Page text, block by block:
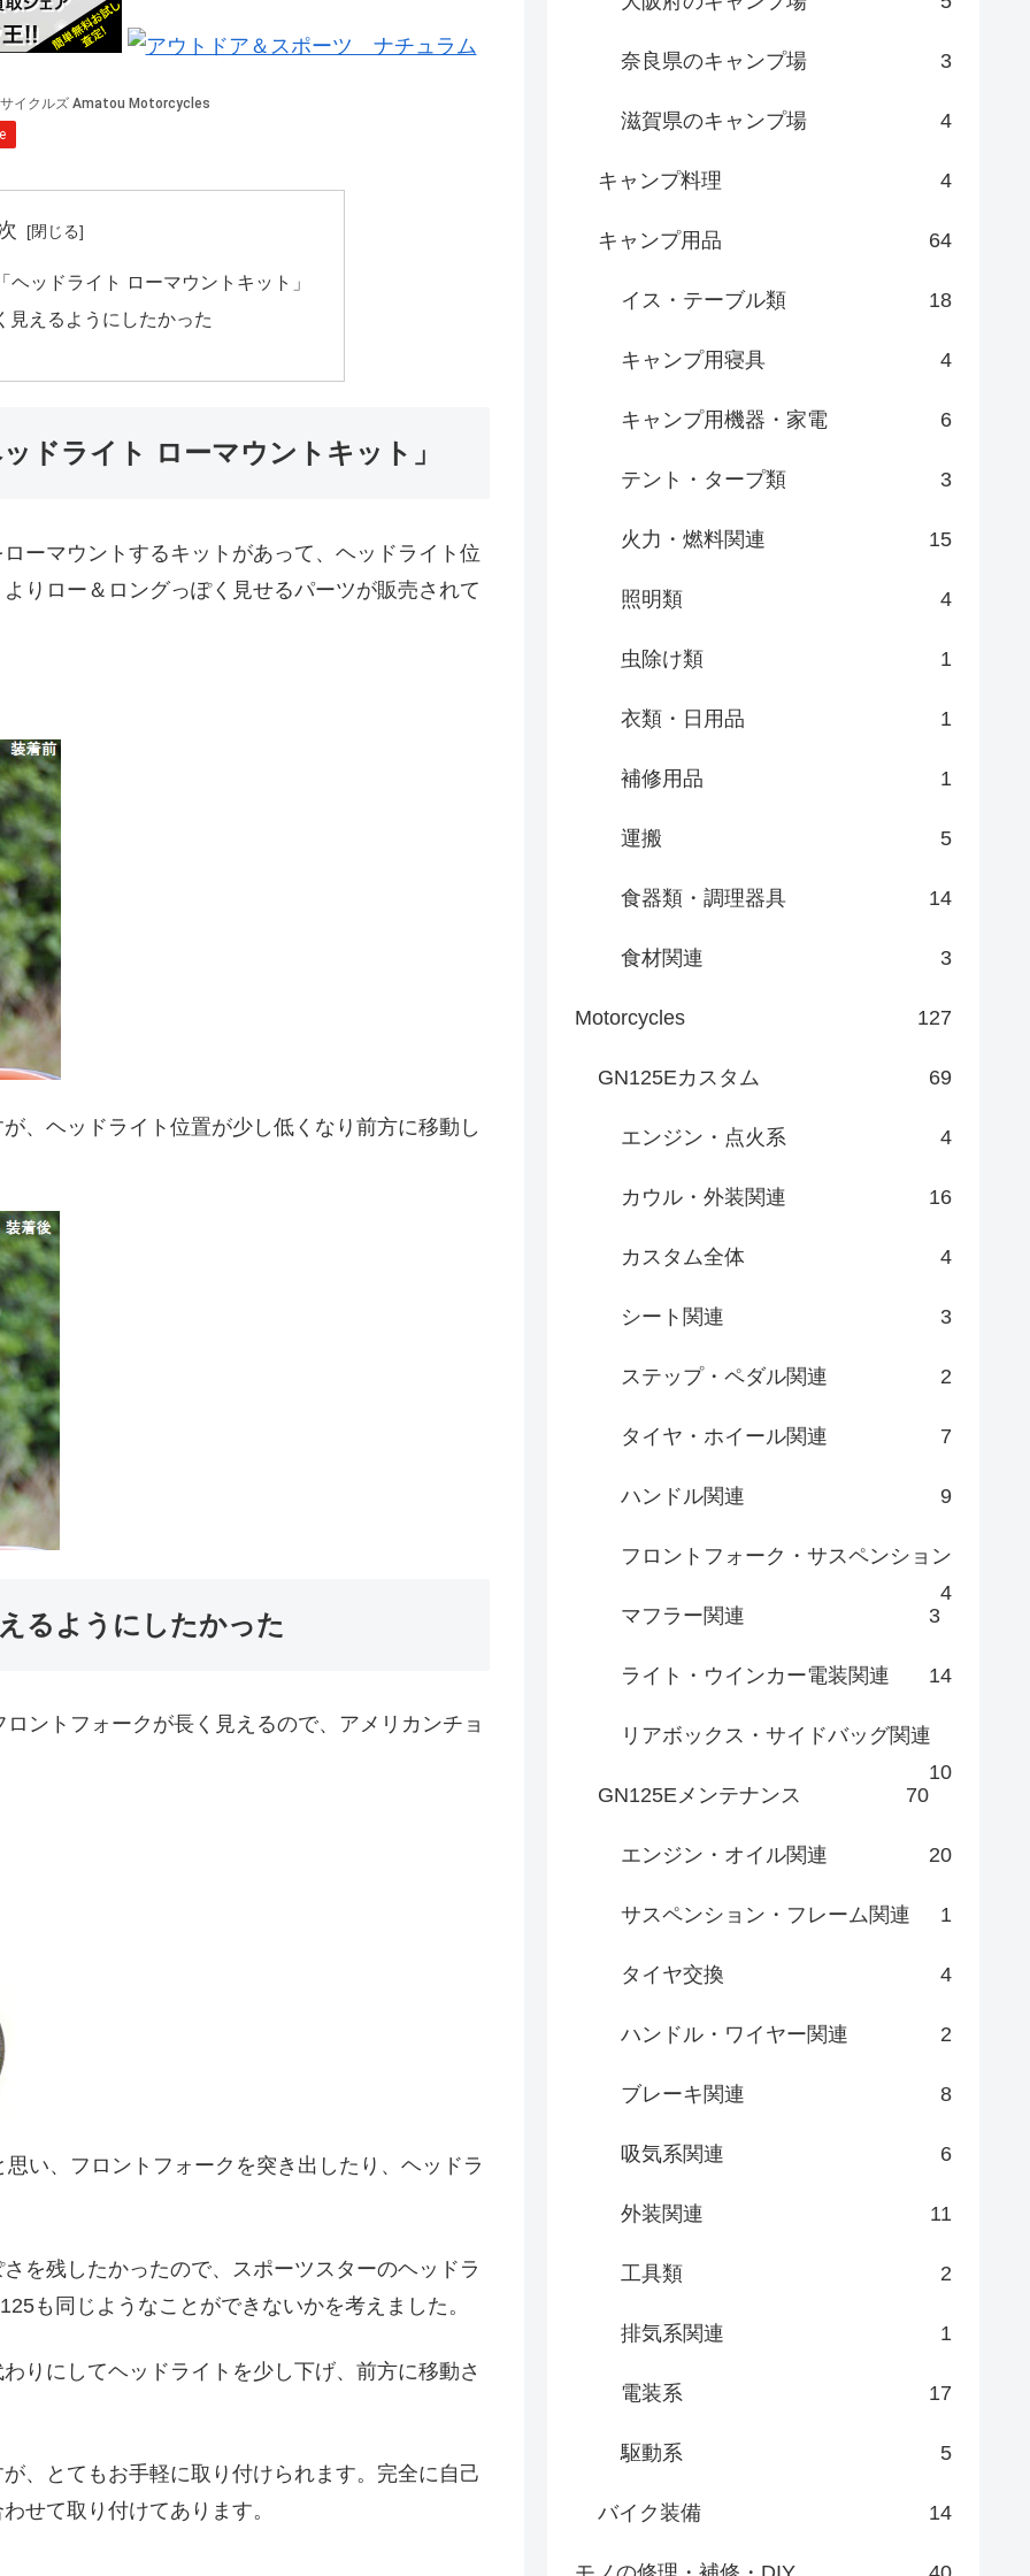
ッドライト ローマウントキット」
見えるようにしたかった
ドライト ローマウントキット」
ーマウントするキットがあって、ヘッドライト位
りロー＆ロングっぽく見せるパーツが販売されて
、ヘッドライト位置が少し低くなり前方に移動し
るようにしたかった
ントフォークが長く見えるので、アメリカンチョ
い、フロントフォークを突き出したり、ヘッドラ
を残したかったので、スポーツスターのヘッドラ
も同じようなことができないかを考えました。
りにしてヘッドライトを少し下げ、前方に移動さ
、とてもお手軽に取り付けられます。完全に自己
せて取り付けてあります。
奈良県のキャンプ場 3
滋賀県のキャンプ場 4
キャンプ料理 4
キャンプ用品 64
イス・テーブル類 18
キャンプ用寝具 4
キャンプ用機器・家電 6
テント・タープ類 3
火力・燃料関連 15
照明類 4
虫除け類 1
衣類・日用品 1
補修用品 1
運搬 5
食器類・調理器具 14
食材関連 3
Motorcycles 127
GN125Eカスタム 69
エンジン・点火系 4
カウル・外装関連 16
カスタム全体 4
シート関連 3
ステップ・ペダル関連 2
タイヤ・ホイール関連 7
ハンドル関連 9
フロントフォーク・サスペンション
4
マフラー関連
3
ライト・ウインカー電装関連 14
リアボックス・サイドバッグ関連
10
GN125Eメンテナンス
70
エンジン・オイル関連 20
サスペンション・フレーム関連 1
タイヤ交換 4
ハンドル・ワイヤー関連 2
ブレーキ関連 8
吸気系関連 6
外装関連 11
工具類 2
排気系関連 1
電装系 17
駆動系 5
バイク装備 14